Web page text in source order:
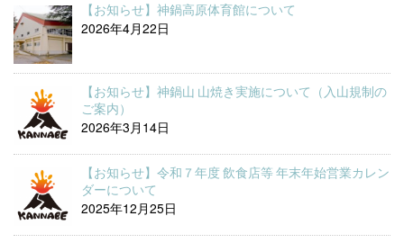
【お知らせ】神鍋高原体育館について
2026年4月22日
【お知らせ】神鍋山 山焼き実施について（入山規制の
ご案内）
2026年3月14日
【お知らせ】令和７年度 飲食店等 年末年始営業カレン
ダーについて
2025年12月25日